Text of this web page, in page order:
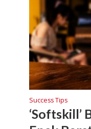
Success Tips
‘Softskill’